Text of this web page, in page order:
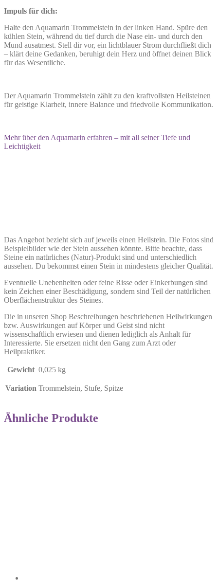
Impuls für dich:
Halte den Aquamarin Trommelstein in der linken Hand. Spüre den
kühlen Stein, während du tief durch die Nase ein- und durch den
Mund ausatmest. Stell dir vor, ein lichtblauer Strom durchfließt dich
– klärt deine Gedanken, beruhigt dein Herz und öffnet deinen Blick
für das Wesentliche.
Der Aquamarin Trommelstein zählt zu den kraftvollsten Heilsteinen
für geistige Klarheit, innere Balance und friedvolle Kommunikation.
Mehr über den Aquamarin erfahren – mit all seiner Tiefe und
Leichtigkeit
Das Angebot bezieht sich auf jeweils einen Heilstein. Die Fotos sind
Beispielbilder wie der Stein aussehen könnte. Bitte beachte, dass
Steine ein natürliches (Natur)-Produkt sind und unterschiedlich
aussehen. Du bekommst einen Stein in mindestens gleicher Qualität.
Eventuelle Unebenheiten oder feine Risse oder Einkerbungen sind
kein Zeichen einer Beschädigung, sondern sind Teil der natürlichen
Oberflächenstruktur des Steines.
Die in unseren Shop Beschreibungen beschriebenen Heilwirkungen
bzw. Auswirkungen auf Körper und Geist sind nicht
wissenschaftlich erwiesen und dienen lediglich als Anhalt für
Interessierte. Sie ersetzen nicht den Gang zum Arzt oder
Heilpraktiker.
Gewicht 0,025 kg
Variation Trommelstein, Stufe, Spitze
Ähnliche Produkte